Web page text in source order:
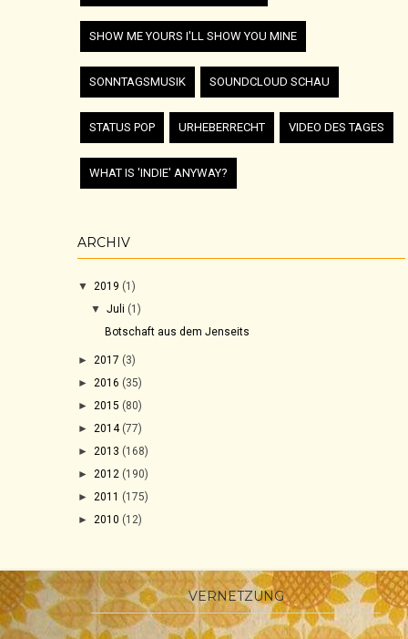
SHOW ME YOURS I'LL SHOW YOU MINE
SONNTAGSMUSIK SOUNDCLOUD SCHAU
STATUS POP URHEBERRECHT VIDEO DES TAGES
WHAT IS 'INDIE' ANYWAY?
ARCHIV
▼ 2019 (1)
▼Juli (1)
Botschaft aus dem Jenseits
► 2017 (3)
► 2016 (35)
► 2015 (80)
► 2014 (77)
► 2013 (168)
► 2012 (190)
► 2011 (175)
► 2010 (12)
VERNETZUNG